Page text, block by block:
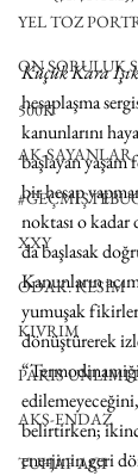
YEL TOZ
ON SORULUK
500K
AK-SAYANLAR
XXY
ODAK: RESİM
KIVRIM
PARIS
AKS-ENDAZ
TUHAF AÇI
Küçük Kara Işık
hesaplaşma
kanunlarını
başlayan
bir hesap
noktası o kadar
da başlasak
Kanunların
yumuşak
dönüştürerek
belirtirken; ikinci
enerjinin geri